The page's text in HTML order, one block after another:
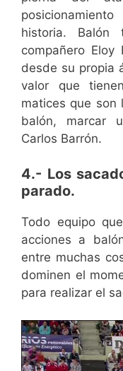
historia.
compañero Eloy
desde su propia
valor que
matices que son
balón, marcar
Carlos Barrón.
4.- Los
parado.
Todo equipo
acciones a
entre muchas
dominen el
para realizar el